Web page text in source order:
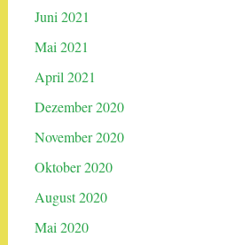
Juni 2021
Mai 2021
April 2021
Dezember 2020
November 2020
Oktober 2020
August 2020
Mai 2020